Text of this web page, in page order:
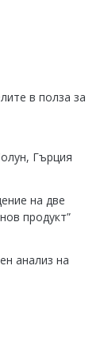
в полза за
Гърция
на две
продукт”
анализ на